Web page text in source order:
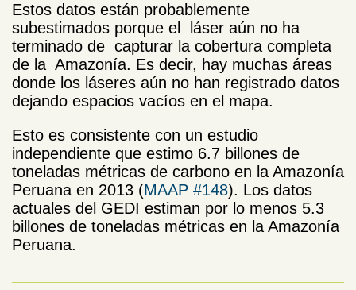
Estos datos están probablemente
subestimados porque el láser aún no ha
terminado de capturar la cobertura completa
de la Amazonía. Es decir, hay muchas áreas
donde los láseres aún no han registrado datos
dejando espacios vacíos en el mapa.
Esto es consistente con un estudio
independiente que estimo 6.7 billones de
toneladas métricas de carbono en la Amazonía
Peruana en 2013 (MAAP #148). Los datos
actuales del GEDI estiman por lo menos 5.3
billones de toneladas métricas en la Amazonía
Peruana.